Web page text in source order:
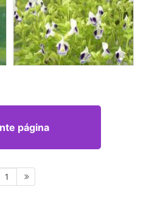
página
1